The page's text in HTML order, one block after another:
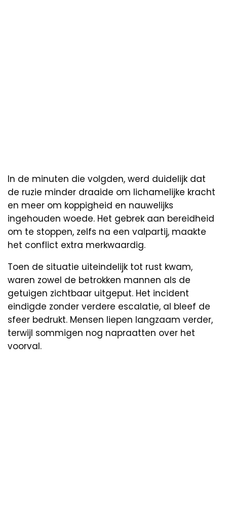
In de minuten die volgden, werd duidelijk dat
de ruzie minder draaide om lichamelijke kracht
en meer om koppigheid en nauwelijks
ingehouden woede. Het gebrek aan bereidheid
om te stoppen, zelfs na een valpartij, maakte
het conflict extra merkwaardig.
Toen de situatie uiteindelijk tot rust kwam,
waren zowel de betrokken mannen als de
getuigen zichtbaar uitgeput. Het incident
eindigde zonder verdere escalatie, al bleef de
sfeer bedrukt. Mensen liepen langzaam verder,
terwijl sommigen nog napraatten over het
voorval.